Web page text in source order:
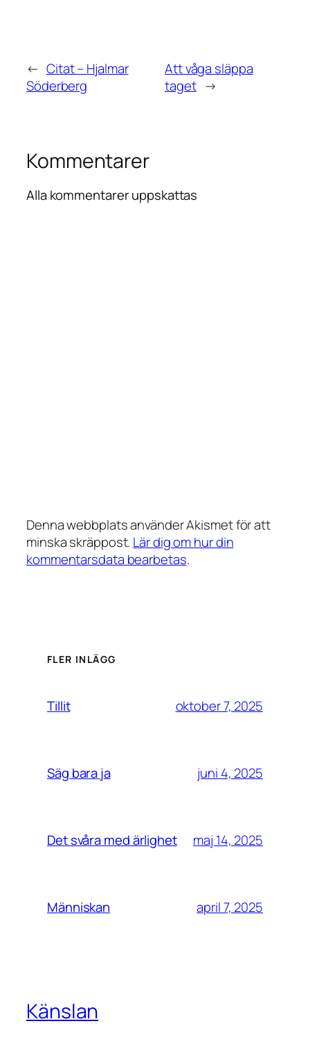
← Citat – Hjalmar
Söderberg
Att våga släppa
taget →
Kommentarer
Alla kommentarer uppskattas
Denna webbplats använder Akismet för att
minska skräppost. Lär dig om hur din
kommentarsdata bearbetas.
FLER INLÄGG
Tillit oktober 7, 2025
Säg bara ja juni 4, 2025
Det svåra med ärlighet maj 14, 2025
Människan april 7, 2025
Känslan